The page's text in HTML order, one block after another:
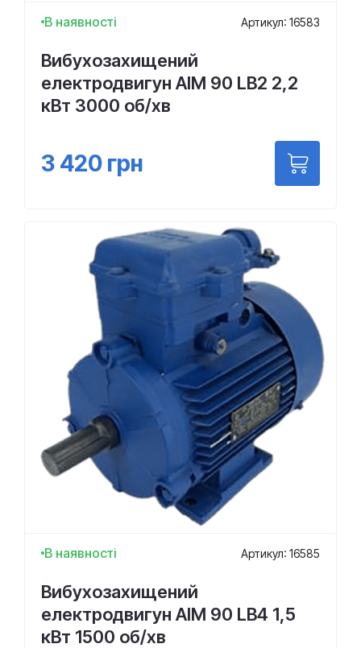
В наявності Артикул: 16583
Вибухозахищений
електродвигун АІМ 90 LВ2 2,2
кВт 3000 об/хв
3 420 грн
В наявності Артикул: 16585
Вибухозахищений
електродвигун АІМ 90 LВ4 1,5
кВт 1500 об/хв